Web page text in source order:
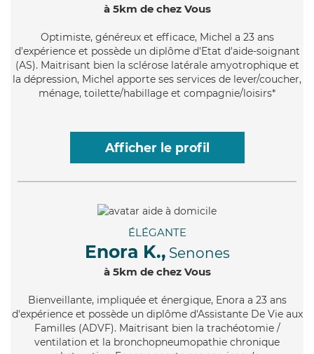
à 5km de chez Vous
Optimiste, généreux et efficace, Michel a 23 ans
d'expérience et possède un diplôme d'Etat d'aide-soignant
(AS). Maitrisant bien la sclérose latérale amyotrophique et
la dépression, Michel apporte ses services de lever/coucher,
ménage, toilette/habillage et compagnie/loisirs*
Afficher le profil
ÉLÉGANTE
Enora K., Senones
à 5km de chez Vous
Bienveillante, impliquée et énergique, Enora a 23 ans
d'expérience et possède un diplôme d'Assistante De Vie aux
Familles (ADVF). Maitrisant bien la trachéotomie /
ventilation et la bronchopneumopathie chronique